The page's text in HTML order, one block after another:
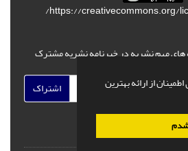
از ارائه بهترین
https://creativecommons.org/
های مهم نشریه در خبرنامه نشریه مشترک
اشتراک